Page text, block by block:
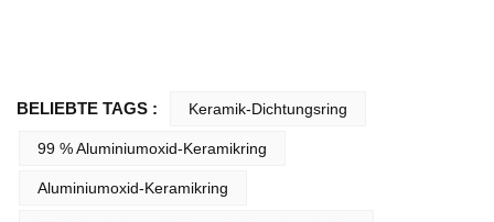
BELIEBTE TAGS : Keramik-Dichtungsring
99 % Aluminiumoxid-Keramikring
Aluminiumoxid-Keramikring